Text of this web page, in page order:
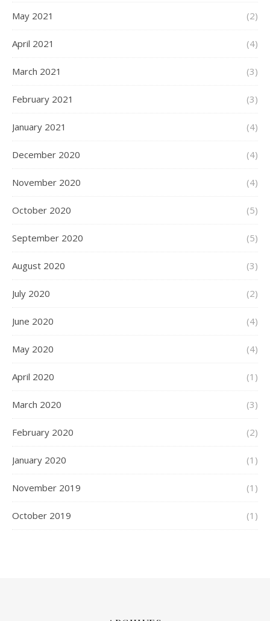
May 2021 (2)
April 2021 (4)
March 2021 (3)
February 2021 (3)
January 2021 (4)
December 2020 (4)
November 2020 (4)
October 2020 (5)
September 2020 (5)
August 2020 (3)
July 2020 (2)
June 2020 (4)
May 2020 (4)
April 2020 (1)
March 2020 (3)
February 2020 (2)
January 2020 (1)
November 2019 (1)
October 2019 (1)